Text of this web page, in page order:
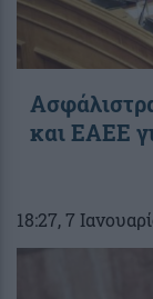
και ΕΑΕΕ
18:27, 7